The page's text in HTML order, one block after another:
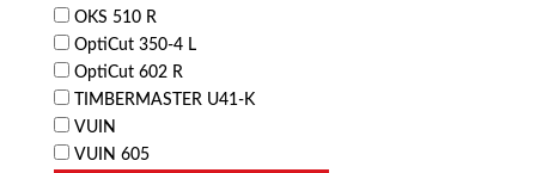
OKS 510 R
OptiCut 350-4 L
OptiCut 602 R
TIMBERMASTER U41-K
VUIN
VUIN 605